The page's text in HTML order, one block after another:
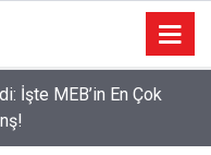
İşte MEB’in En Çok